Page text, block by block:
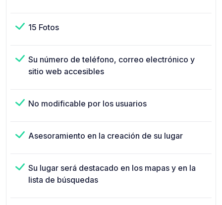
15 Fotos
Su número de teléfono, correo electrónico y
sitio web accesibles
No modificable por los usuarios
Asesoramiento en la creación de su lugar
Su lugar será destacado en los mapas y en la
lista de búsquedas